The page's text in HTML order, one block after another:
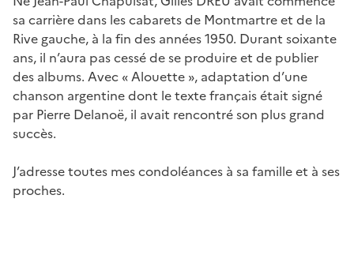
sa carrière dans les cabarets de Montmartre et de la
Rive gauche, à la fin des années 1950. Durant soixante
ans, il n’aura pas cessé de se produire et de publier
des albums. Avec « Alouette », adaptation d’une
chanson argentine dont le texte français était signé
par Pierre Delanoë, il avait rencontré son plus grand
succès.
J’adresse toutes mes condoléances à sa famille et à ses
proches.